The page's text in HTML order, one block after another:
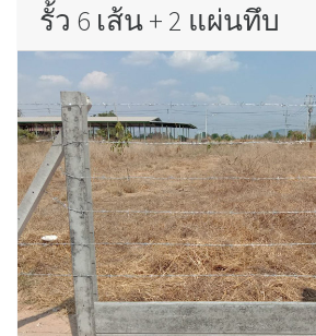
รั้ว 6 เส้น + 2 แผ่นทึบ